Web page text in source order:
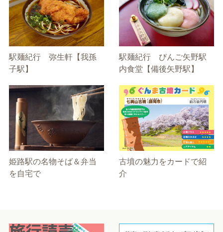
駅麺紀行 弥生軒【我孫
子駅】
駅麺紀行 びんご矢野駅
内食堂【備後矢野駅】
姫路駅の名物そば＆弁当
を自宅で
古墳の魅力をカードで紹
介